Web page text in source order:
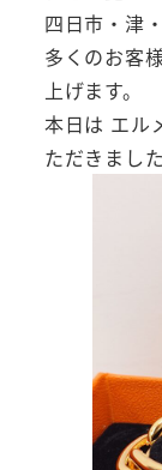
四日市・津
多くのお客
上げます。
本日は エル
ただきました